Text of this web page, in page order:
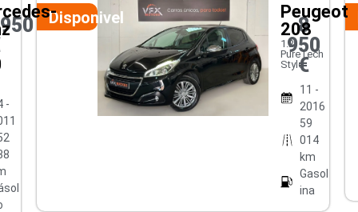
-
Disponivel
Peugeot
208
1.2
PureTech
Style
11 -
2016
59
014
km
Gasol
ina
8
950
€